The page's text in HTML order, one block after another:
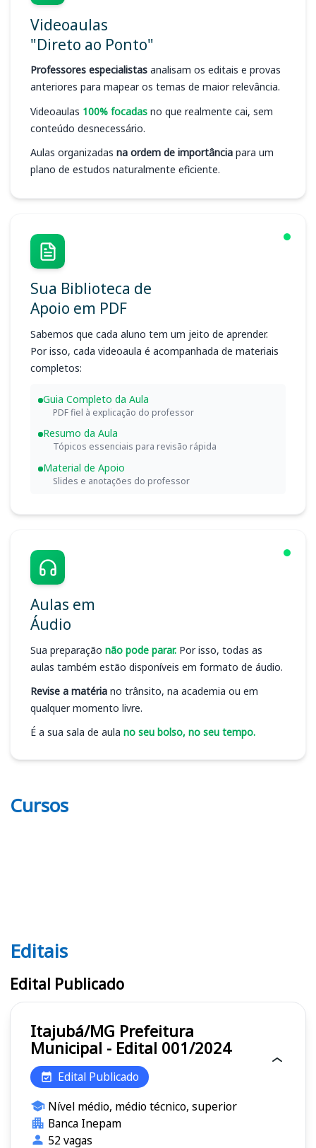
Videoaulas
"Direto ao Ponto"
Professores especialistas analisam os editais e provas
anteriores para mapear os temas de maior relevância.
Videoaulas 100% focadas no que realmente cai, sem
conteúdo desnecessário.
Aulas organizadas na ordem de importância para um
plano de estudos naturalmente eficiente.
Sua Biblioteca de
Apoio em PDF
Sabemos que cada aluno tem um jeito de aprender.
Por isso, cada videoaula é acompanhada de materiais
completos:
Guia Completo da Aula
PDF fiel à explicação do professor
Resumo da Aula
Tópicos essenciais para revisão rápida
Material de Apoio
Slides e anotações do professor
Aulas em
Áudio
Sua preparação não pode parar. Por isso, todas as
aulas também estão disponíveis em formato de áudio.
Revise a matéria no trânsito, na academia ou em
qualquer momento livre.
É a sua sala de aula no seu bolso, no seu tempo.
Cursos
Editais
Editais
Edital Publicado
Itajubá/MG Prefeitura
Municipal - Edital 001/2024
Edital Publicado
Nível médio, médio técnico, superior
Banca Inepam
52 vagas